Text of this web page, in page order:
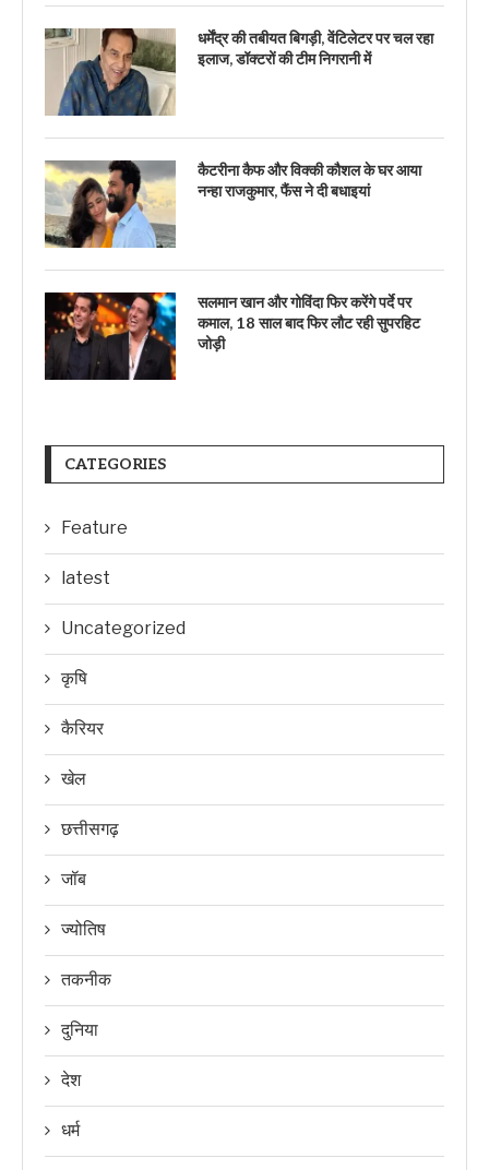
धर्मेंद्र की तबीयत बिगड़ी, वेंटिलेटर पर चल रहा
इलाज, डॉक्टरों की टीम निगरानी में
कैटरीना कैफ और विक्की कौशल के घर आया
नन्हा राजकुमार, फैंस ने दी बधाइयां
सलमान खान और गोविंदा फिर करेंगे पर्दे पर
कमाल, 18 साल बाद फिर लौट रही सुपरहिट
जोड़ी
CATEGORIES
Feature
latest
Uncategorized
कृषि
कैरियर
खेल
छत्तीसगढ़
जॉब
ज्योतिष
तकनीक
दुनिया
देश
धर्म